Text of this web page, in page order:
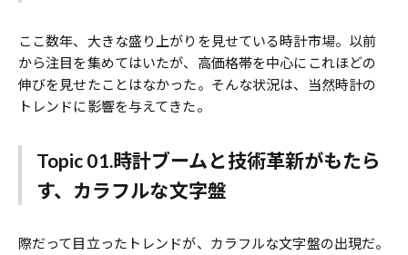
ここ数年、大きな盛り上がりを見せている時計市場。以前
から注目を集めてはいたが、高価格帯を中心にこれほどの
伸びを見せたことはなかった。そんな状況は、当然時計の
トレンドに影響を与えてきた。
Topic 01.時計ブームと技術革新がもたら
す、カラフルな文字盤
際だって目立ったトレンドが、カラフルな文字盤の出現だ。